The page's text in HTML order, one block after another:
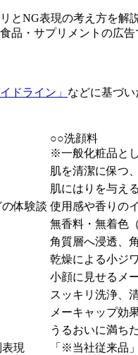
とNG表現の考え方を解
品・サプリメントの広
ドライン」 などに基づ
○○洗顔料
※一般化粧品と
肌を清潔に保つ
肌にはりを与え
体験談 使用感や香りの
無香料・無着色
角質層へ浸透、
乾燥による小ジ
小顔に見せるメ
スッキリ洗浄、
メーキャップ効
うるおいに満ち
現
「※当社従来品